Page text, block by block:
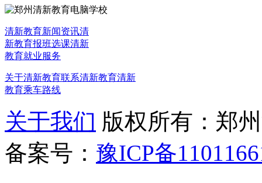
清新教育新闻资讯清
新教育报班选课清新
教育就业服务
关于清新教育联系清新教育清新
教育乘车路线
关于我们 版权所有：郑
备案号： 豫ICP备